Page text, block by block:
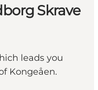
Skrave
leads you
Kongeåen.